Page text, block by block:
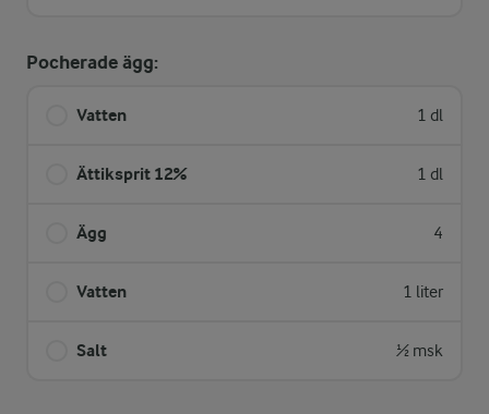
Pocherade ägg:
Vatten 1 dl
Ättiksprit 12% 1 dl
Ägg 4
Vatten 1 liter
Salt ½ msk